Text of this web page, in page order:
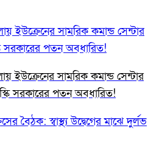
ইউক্রেনের সামরিক কমান্ড সেন্টার
সরকারের পতন অবধারিত!